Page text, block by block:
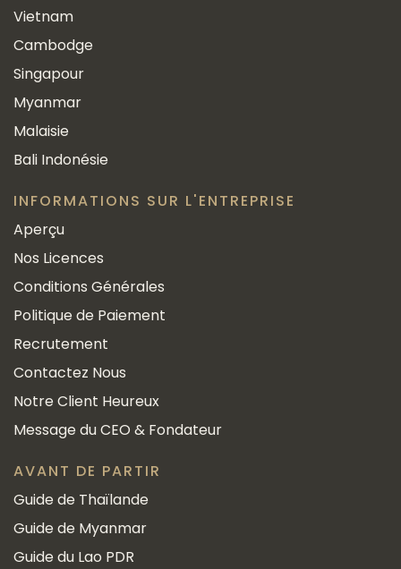
Vietnam
Cambodge
Singapour
Myanmar
Malaisie
Bali Indonésie
INFORMATIONS SUR L'ENTREPRISE
Aperçu
Nos Licences
Conditions Générales
Politique de Paiement
Recrutement
Contactez Nous
Notre Client Heureux
Message du CEO & Fondateur
AVANT DE PARTIR
Guide de Thaïlande
Guide de Myanmar
Guide du Lao PDR